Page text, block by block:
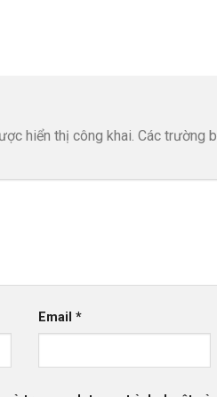
hiển thị công khai. Các trường
Email*